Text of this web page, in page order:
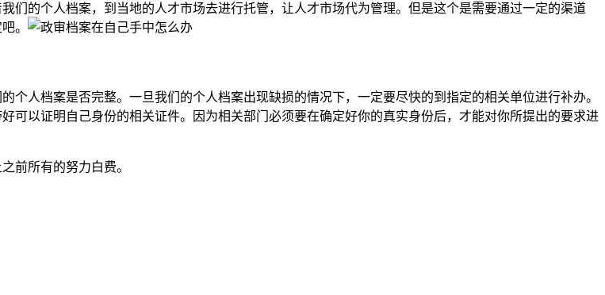
们的个人档案，到当地的人才市场去进行托管，让人才市场代为管理。但是这个是需要通过一定的渠道
。
人档案是否完整。一旦我们的个人档案出现缺损的情况下，一定要尽快的到指定的相关单位进行补办。
可以证明自己身份的相关证件。因为相关部门必须要在确定好你的真实身份后，才能对你所提出的要求进
前所有的努力白费。